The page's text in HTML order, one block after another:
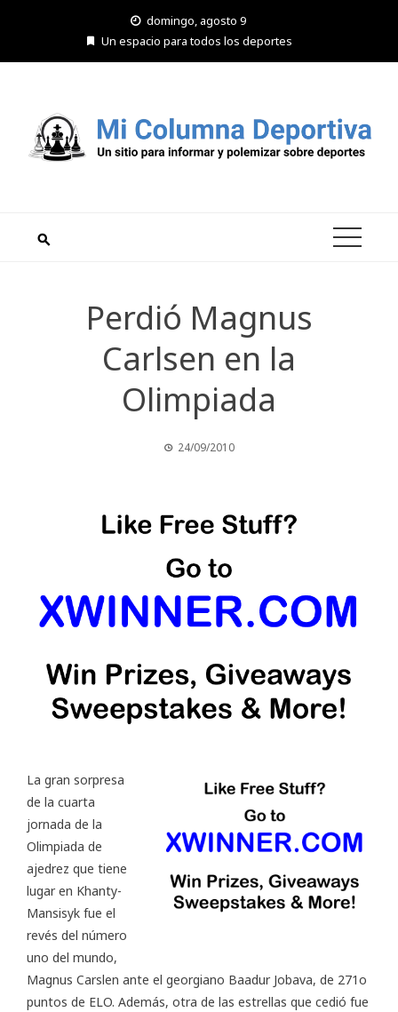
domingo, agosto 9
Un espacio para todos los deportes
Perdió Magnus
Carlsen en la
Olimpiada
24/09/2010
La gran sorpresa
de la cuarta
jornada de la
Olimpiada de
ajedrez que tiene
lugar en Khanty-
Mansisyk fue el
revés del número
uno del mundo,
Magnus Carslen ante el georgiano Baadur Jobava, de 271o
puntos de ELO. Además, otra de las estrellas que cedió fue